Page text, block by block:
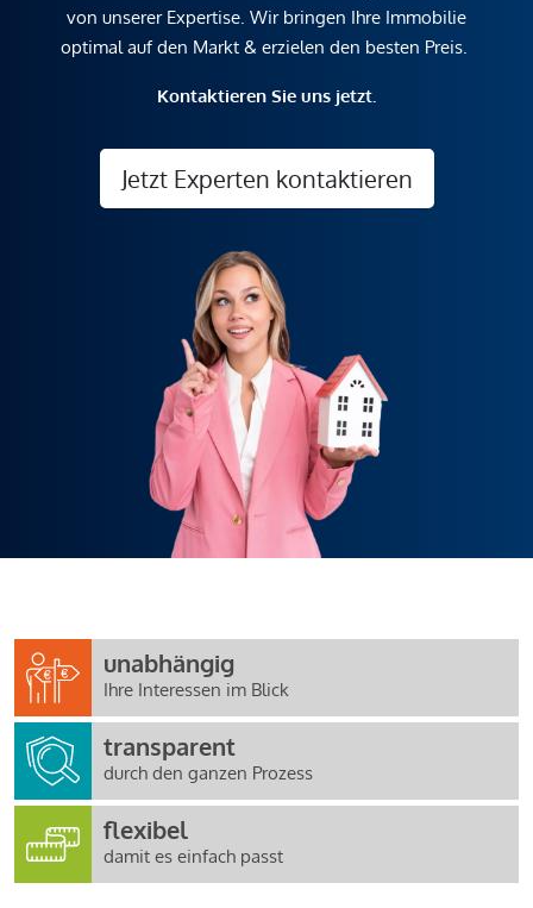
von unserer Expertise. Wir bringen Ihre Immobilie
optimal auf den Markt & erzielen den besten Preis.
Kontaktieren Sie uns jetzt.
Jetzt Experten kontaktieren
unabhängig
Ihre Interessen im Blick
transparent
durch den ganzen Prozess
flexibel
damit es einfach passt